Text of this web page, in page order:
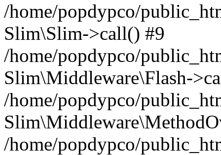
/home/popdypco/
Slim\Slim->call() #9
/home/popdypco/
Slim\Middleware\Flash-
/home/popdypco/
/home/popdypco/